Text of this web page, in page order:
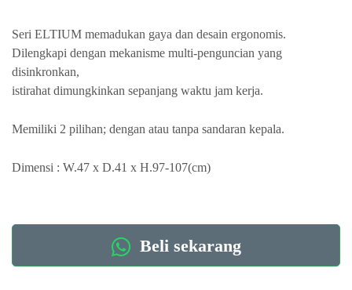
Seri ELTIUM memadukan gaya dan desain ergonomis.
Dilengkapi dengan mekanisme multi-penguncian yang
disinkronkan,
istirahat dimungkinkan sepanjang waktu jam kerja.
Memiliki 2 pilihan; dengan atau tanpa sandaran kepala.
Dimensi : W.47 x D.41 x H.97-107(cm)
Beli sekarang